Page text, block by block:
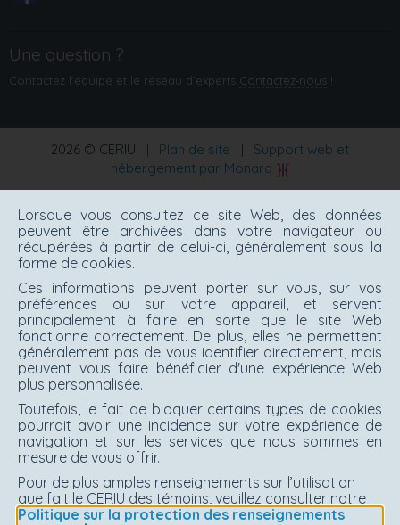
Une question ?
Contactez l'équipe et le réseau d’experts Contactez‑nous !
2026 © CERIU Plan de site
Support web et
hébergement par Monarq
Lorsque vous consultez ce site Web, des données
peuvent être archivées dans votre navigateur ou
récupérées à partir de celui-ci, généralement sous la
forme de cookies.
Ces informations peuvent porter sur vous, sur vos
préférences ou sur votre appareil, et servent
principalement à faire en sorte que le site Web
fonctionne correctement. De plus, elles ne permettent
généralement pas de vous identifier directement, mais
peuvent vous faire bénéficier d'une expérience Web
plus personnalisée.
Toutefois, le fait de bloquer certains types de cookies
pourrait avoir une incidence sur votre expérience de
navigation et sur les services que nous sommes en
mesure de vous offrir.
Pour de plus amples renseignements sur l’utilisation
que fait le CERIU des témoins, veuillez consulter notre
Politique sur la protection des renseignements